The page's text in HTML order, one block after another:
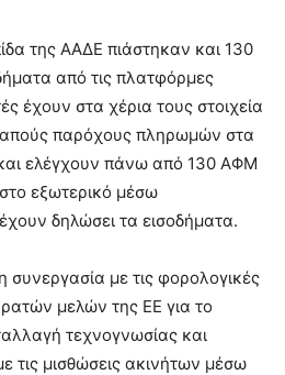
της ΑΑΔΕ πιάστηκαν και 130
από τις πλατφόρμες
έχουν στα χέρια τους στοιχεία
παρόχους πληρωμών στα
και ελέγχουν πάνω από 130 ΑΦΜ
εξωτερικό μέσω
δηλώσει τα εισοδήματα.
συνεργασία με τις φορολογικές
μελών της ΕΕ για το
τεχνογνωσίας και
τις μισθώσεις ακινήτων μέσω